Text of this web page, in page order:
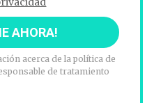
acerca de la política de
de tratamiento